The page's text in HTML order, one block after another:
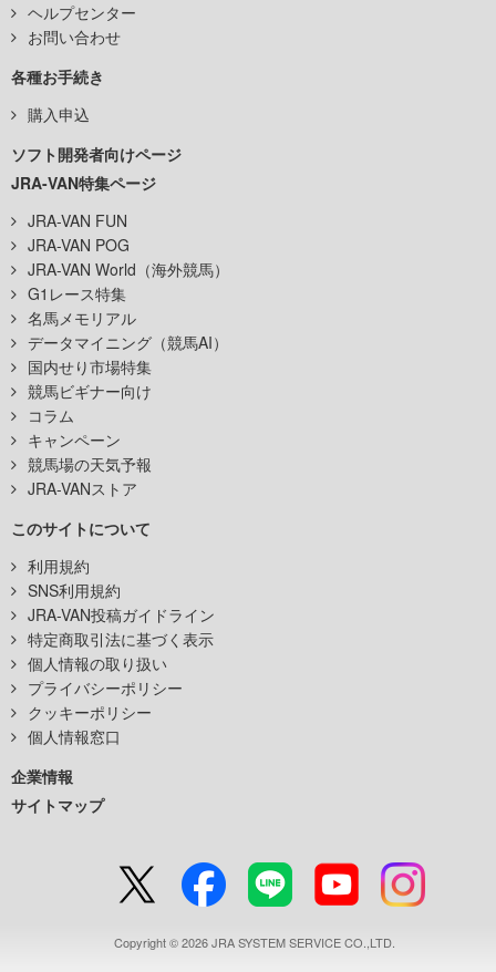
ヘルプセンター
お問い合わせ
各種お手続き
購入申込
ソフト開発者向けページ
JRA-VAN特集ページ
JRA-VAN FUN
JRA-VAN POG
JRA-VAN World（海外競馬）
G1レース特集
名馬メモリアル
データマイニング（競馬AI）
国内せり市場特集
競馬ビギナー向け
コラム
キャンペーン
競馬場の天気予報
JRA-VANストア
このサイトについて
利用規約
SNS利用規約
JRA-VAN投稿ガイドライン
特定商取引法に基づく表示
個人情報の取り扱い
プライバシーポリシー
クッキーポリシー
個人情報窓口
企業情報
サイトマップ
Copyright © 2026 JRA SYSTEM SERVICE CO.,LTD.